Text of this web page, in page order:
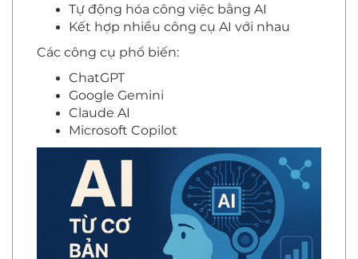
Tự động hóa công việc bằng AI
Kết hợp nhiều công cụ AI với nhau
Các công cụ phổ biến:
ChatGPT
Google Gemini
Claude AI
Microsoft Copilot